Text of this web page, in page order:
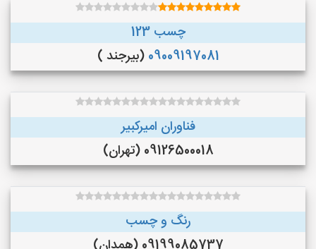
چسب 123
09009197081 (بیرجند )
فناوران امیرکبیر
09126500018 (تهران)
رنگ و چسب